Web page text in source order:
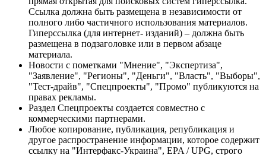
Ссылка должна быть размещена в независимости от
полного либо частичного использования материалов.
Гиперссылка (для интернет- изданий) – должна быть
размещена в подзаголовке или в первом абзаце
материала.
Новости с пометками "Мнение", "Экспертиза",
"Заявление", "Регионы", "Деньги", "Власть", "Выборы",
"Тест-драйв", "Спецпроекты", "Промо" публикуются на
правах рекламы.
Раздел Спецпроекты создается совместно с
коммерческими партнерами.
Любое копирование, публикация, републикация и
другое распространение информации, которое содержит
ссылку на "Интерфакс-Украина", EPA / UPG, строго